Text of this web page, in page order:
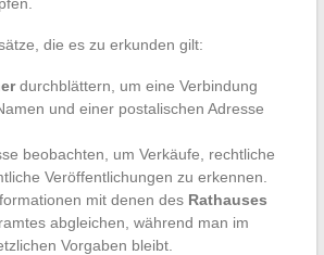
die es zu erkunden gilt:
durchblättern, um eine Verbindung
und einer postalischen Adresse
beobachten, um Verkäufe, rechtliche
Veröffentlichungen zu erkennen.
mit denen des Rathauses
abgleichen, während man im
Vorgaben bleibt.